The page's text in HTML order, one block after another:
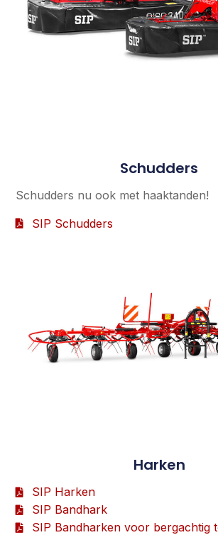
Schudders
Schudders nu ook met haaktanden!
SIP Schudders
Harken
SIP Harken
SIP Bandhark
SIP Bandharken voor bergachtig